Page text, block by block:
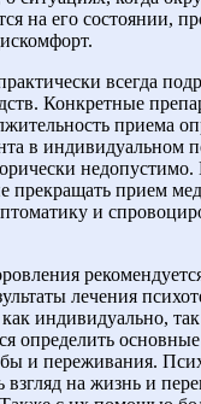
на его состоянии,
всегда
Конкретные
приема
в индивидуальном
прекращать прием
и
лечения
индивидуально,
определить
и переживания.
на жизнь и